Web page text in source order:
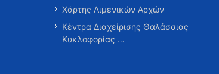
Χάρτης Λιμενικών Αρχών
Κέντρα Διαχείρισης Θαλάσσιας
Κυκλοφορίας …